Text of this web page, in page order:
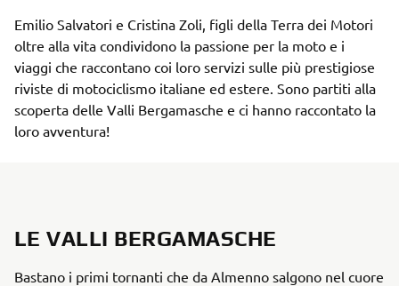
Emilio Salvatori e Cristina Zoli, figli della Terra dei Motori
oltre alla vita condividono la passione per la moto e i
viaggi che raccontano coi loro servizi sulle più prestigiose
riviste di motociclismo italiane ed estere. Sono partiti alla
scoperta delle Valli Bergamasche e ci hanno raccontato la
loro avventura!
LE VALLI BERGAMASCHE
Bastano i primi tornanti che da Almenno salgono nel cuore